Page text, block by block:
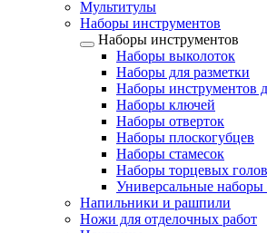
Мультитулы
Наборы инструментов
Наборы инструментов
Наборы выколоток
Наборы для разметки
Наборы инструментов
Наборы ключей
Наборы отверток
Наборы плоскогубцев
Наборы стамесок
Наборы торцевых
Универсальные наборы
Напильники и рашпили
Ножи для отделочных работ